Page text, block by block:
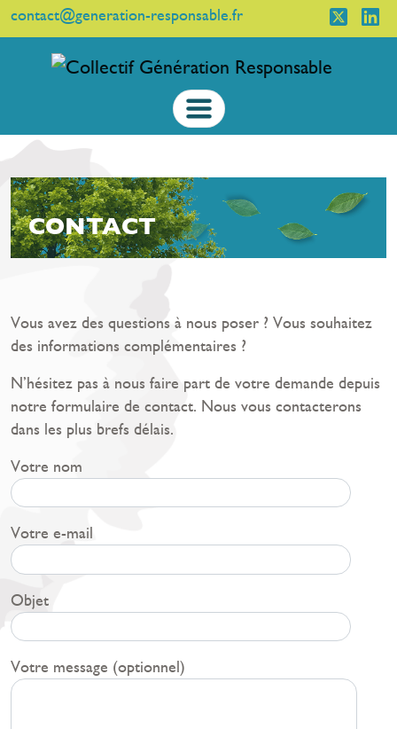
contact@generation-responsable.fr
CONTACT
Vous avez des questions à nous poser ? Vous souhaitez
des informations complémentaires ?
N’hésitez pas à nous faire part de votre demande depuis
notre formulaire de contact. Nous vous contacterons
dans les plus brefs délais.
Votre nom
Votre e-mail
Objet
Votre message (optionnel)